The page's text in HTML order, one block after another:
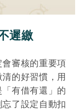
遲繳
審核的重要項
的好習慣，用
有借有還」的
了設定自動扣